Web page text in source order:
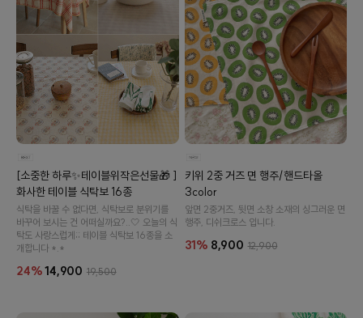
[소중한 하루✨테이블위작은선물🎁 ]
화사한 테이블 식탁보 16종
식탁을 바꿀 수 없다면, 식탁보로 분위기를
바꾸어 보시는 건 어떠실까요?..🤍 오늘의 식
탁도 사랑스럽게;; 테이블 식탁보 16종을 소
개합니다 *.*
24%14,900 19,500
키위 2중 거즈 면 행주/핸드타올
3color
앞면 2중거즈, 뒷면 소창 소재의 싱그러운 면
행주, 디쉬크로스 입니다.
31% 8,900 12,900